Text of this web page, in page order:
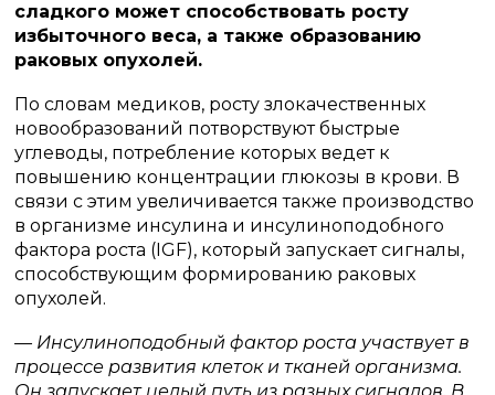
сладкого может способствовать росту
избыточного веса, а также образованию
раковых опухолей.
По словам медиков, росту злокачественных
новообразований потворствуют быстрые
углеводы, потребление которых ведет к
повышению концентрации глюкозы в крови. В
связи с этим увеличивается также производство
в организме инсулина и инсулиноподобного
фактора роста (IGF), который запускает сигналы,
способствующим формированию раковых
опухолей.
— Инсулиноподобный фактор роста участвует в
процессе развития клеток и тканей организма.